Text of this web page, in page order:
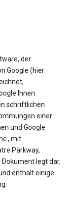
der
Google (hier
Ihnen
schriftlichen
einer
und Google
mit
Parkway,
Dokument legt dar,
enthält einige